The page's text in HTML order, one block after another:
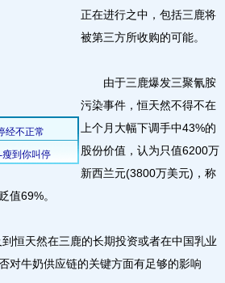
正在进行之中，包括三鹿将
被第三方所收购的可能。
由于三鹿爆发三聚氰胺
污染事件，恒天然不得不在
上个月大幅下调手中43%的
股份价值，认为只值6200万
新西兰元(3800万美元)，称
值69%。
天然在三鹿的长期投资或者在中国乳业
对牛奶供应链的关键方面有足够的影响